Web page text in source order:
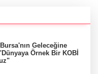
Geleceğine
Örnek Bir KOBİ